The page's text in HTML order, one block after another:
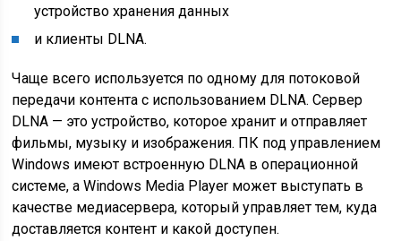
устройство хранения данных
и клиенты DLNA.
Чаще всего используется по одному для потоковой
передачи контента с использованием DLNA. Сервер
DLNA — это устройство, которое хранит и отправляет
фильмы, музыку и изображения. ПК под управлением
Windows имеют встроенную DLNA в операционной
системе, а Windows Media Player может выступать в
качестве медиасервера, который управляет тем, куда
доставляется контент и какой доступен.